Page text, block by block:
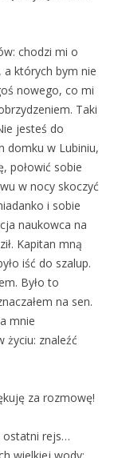
chodzi mi o
a których bym nie
nowego, co mi
Taki
jesteś do
domku w Lubiniu,
połowić sobie
w nocy skoczyć
i sobie
naukowca na
Kapitan mną
iść do szalup.
Było to
na sen.
mnie
życiu: znaleźć
za rozmowę!
ostatni rejs…